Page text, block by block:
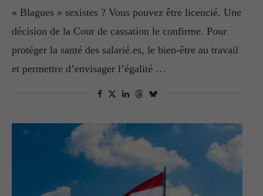
« Blagues » sexistes ? Vous pouvez être licencié. Une
décision de la Cour de cassation le confirme. Pour
protéger la santé des salarié.es, le bien-être au travail
et permettre d’envisager l’égalité …